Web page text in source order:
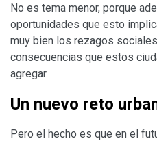
No es tema menor, porque
oportunidades que esto
muy bien los rezagos
consecuencias que estos
agregar.
Un nuevo reto
Pero el hecho es que en el